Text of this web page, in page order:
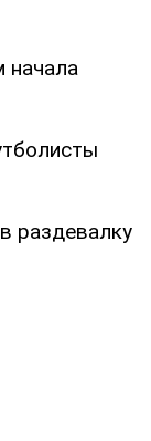
начала
раздевалку